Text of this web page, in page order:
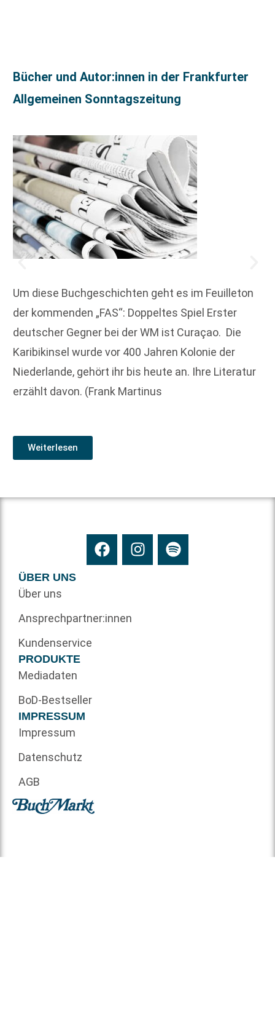
Bücher und Autor:innen in der Frankfurter
Allgemeinen Sonntagszeitung
Um diese Buchgeschichten geht es im Feuilleton
der kommenden „FAS“: Doppeltes Spiel Erster
deutscher Gegner bei der WM ist Curaçao. Die
Karibik­insel wurde vor 400 Jahren Kolonie der
Niederlande, gehört ihr bis heute an. Ihre Literatur
erzählt davon. (Frank Martinus
Weiterlesen
ÜBER UNS
Über uns
Ansprechpartner:innen
Kundenservice
PRODUKTE
Mediadaten
BoD-Bestseller
IMPRESSUM
Impressum
Datenschutz
AGB